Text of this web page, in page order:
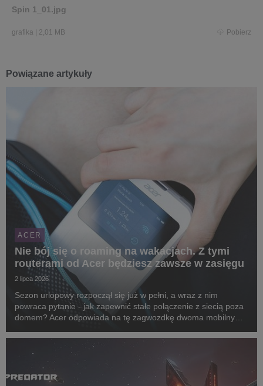
Spin 1_01.jpg
grafika 2,01 MB Pobierz
Powiązane artykuły
ACER
Nie bój się o roaming na wakacjach. Z tymi
routerami od Acer będziesz zawsze w zasięgu
2 lipca 2026
Sezon urlopowy rozpoczął się już w pełni, a wraz z nim
powraca pytanie - jak zapewnić stałe połączenie z siecią poza
domem? Acer odpowiada na tę zagwozdkę dwoma mobilnymi
urządzenia zostały zaprojektowane z myślą o ludziach ...